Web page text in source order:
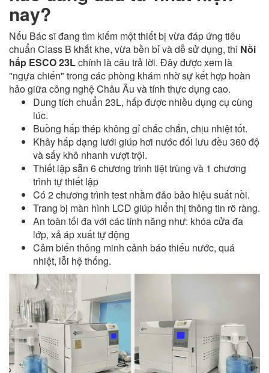
nay?
Nếu Bác sĩ đang tìm kiếm một thiết bị vừa đáp ứng tiêu
chuẩn Class B khắt khe, vừa bền bỉ và dễ sử dụng, thì Nồi
hấp ESCO 23Lchính là câu trả lời. Đây được xem là
"ngựa chiến" trong các phòng khám nhờ sự kết hợp hoàn
hảo giữa công nghệ Châu Âu và tính thực dụng cao.
Dung tích chuẩn 23L, hấp được nhiều dụng cụ cùng
lúc.
Buồng hấp thép không gỉ chắc chắn, chịu nhiệt tốt.
Khây hấp dạng lưới giúp hơi nước đối lưu đều 360 độ
và sấy khô nhanh vượt trội.
Thiết lập sẵn 6 chương trình tiệt trùng và 1 chương
trình tự thiết lập
Có 2 chương trình test nhằm đảo bảo hiệu suất nồi.
Trang bị màn hình LCD giúp hiển thị thông tin rõ ràng.
An toàn tối đa với các tính năng như: khóa cửa đa
lớp, xả áp xuất tự động
Cảm biến thông minh cảnh báo thiếu nước, quá
nhiệt, lỗi hệ thống.